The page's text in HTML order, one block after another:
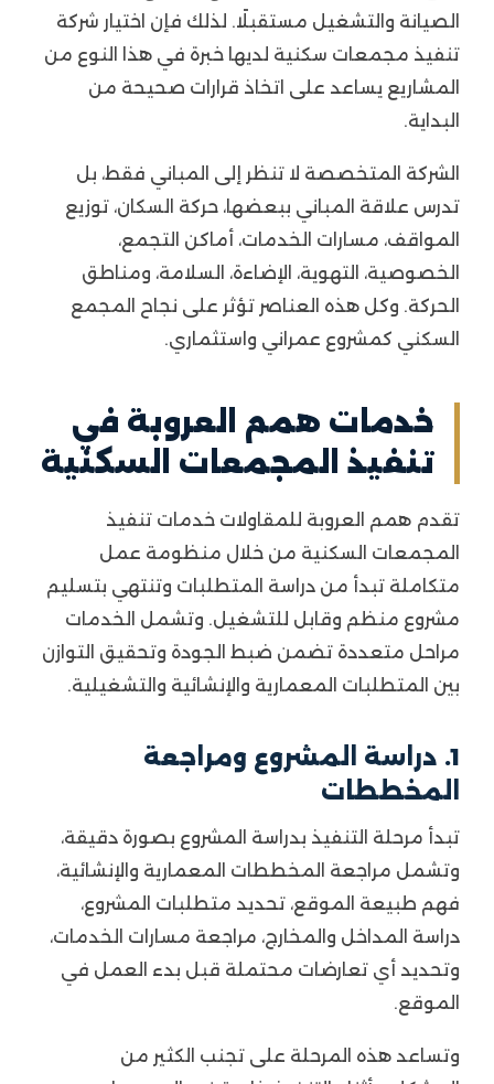
الصيانة والتشغيل مستقبلًا. لذلك فإن اختيار شركة
تنفيذ مجمعات سكنية لديها خبرة في هذا النوع من
المشاريع يساعد على اتخاذ قرارات صحيحة من
البداية.
الشركة المتخصصة لا تنظر إلى المباني فقط، بل
تدرس علاقة المباني ببعضها، حركة السكان، توزيع
المواقف، مسارات الخدمات، أماكن التجمع،
الخصوصية، التهوية، الإضاءة، السلامة، ومناطق
الحركة. وكل هذه العناصر تؤثر على نجاح المجمع
السكني كمشروع عمراني واستثماري.
خدمات همم العروبة في
تنفيذ المجمعات السكنية
تقدم همم العروبة للمقاولات خدمات تنفيذ
المجمعات السكنية من خلال منظومة عمل
متكاملة تبدأ من دراسة المتطلبات وتنتهي بتسليم
مشروع منظم وقابل للتشغيل. وتشمل الخدمات
مراحل متعددة تضمن ضبط الجودة وتحقيق التوازن
بين المتطلبات المعمارية والإنشائية والتشغيلية.
1. دراسة المشروع ومراجعة
المخططات
تبدأ مرحلة التنفيذ بدراسة المشروع بصورة دقيقة،
وتشمل مراجعة المخططات المعمارية والإنشائية،
فهم طبيعة الموقع، تحديد متطلبات المشروع،
دراسة المداخل والمخارج، مراجعة مسارات الخدمات،
وتحديد أي تعارضات محتملة قبل بدء العمل في
الموقع.
وتساعد هذه المرحلة على تجنب الكثير من